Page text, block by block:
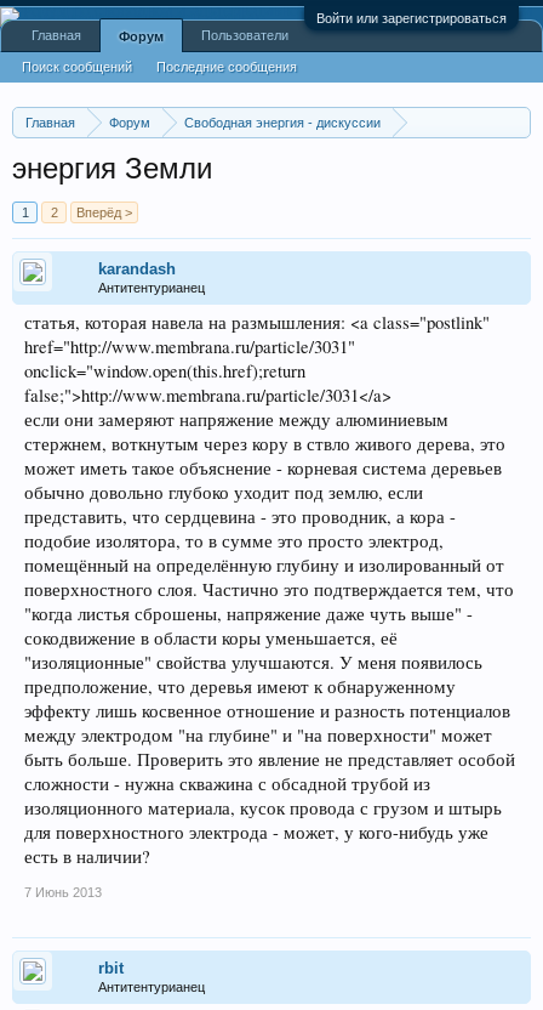
Войти или зарегистрироваться
Главная Форум
Свободная энергия - дискуссии
энергия Земли
1 2 Вперёд >
karandash
Антитентурианец
статья, которая навела на размышления: <a class="postlink"
href="http://www.membrana.ru/particle/3031"
onclick="window.open(this.href);return
false;">http://www.membrana.ru/particle/3031</a>
если они замеряют напряжение между алюминиевым
стержнем, воткнутым через кору в ствло живого дерева, это
может иметь такое объяснение - корневая система деревьев
обычно довольно глубоко уходит под землю, если
представить, что сердцевина - это проводник, а кора -
подобие изолятора, то в сумме это просто электрод,
помещённый на определённую глубину и изолированный от
поверхностного слоя. Частично это подтверждается тем, что
"когда листья сброшены, напряжение даже чуть выше" -
сокодвижение в области коры уменьшается, её
"изоляционные" свойства улучшаются. У меня появилось
предположение, что деревья имеют к обнаруженному
эффекту лишь косвенное отношение и разность потенциалов
между электродом "на глубине" и "на поверхности" может
быть больше. Проверить это явление не представляет особой
сложности - нужна скважина с обсадной трубой из
изоляционного материала, кусок провода с грузом и штырь
для поверхностного электрода - может, у кого-нибудь уже
есть в наличии?
7 Июнь 2013
rbit
Антитентурианец
Главная Форум
Поиск сообщений Последние сообщения
Пользователи